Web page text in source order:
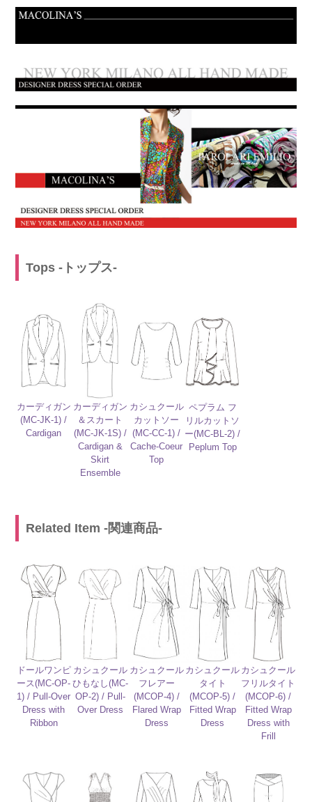
Tops -トップス-
カーディガン
(MC-JK-1) /
Cardigan
カーディガン
＆スカート
(MC-JK-1S) /
Cardigan &
Skirt
Ensemble
カシュクール
カットソー
(MC-CC-1) /
Cache-Coeur
Top
ペプラム フ
リルカットソ
ー(MC-BL-2) /
Peplum Top
Related Item -関連商品-
ドールワンピ
ース(MC-OP-
1) / Pull-Over
Dress with
Ribbon
カシュクール
ひもなし(MC-
OP-2) / Pull-
Over Dress
カシュクール
フレアー
(MCOP-4) /
Flared Wrap
Dress
カシュクール
タイト
(MCOP-5) /
Fitted Wrap
Dress
カシュクール
フリルタイト
(MCOP-6) /
Fitted Wrap
Dress with
Frill